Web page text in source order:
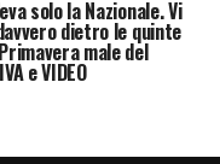
solo la Nazionale. Vi
dietro le quinte
male del
e VIDEO